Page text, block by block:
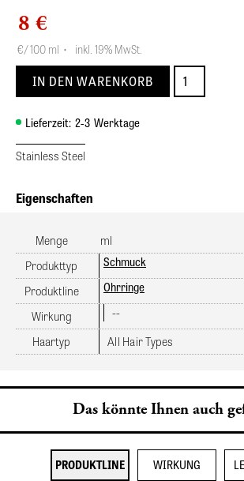
8 €
€/ 100 ml • inkl. 19% MwSt.
Lieferzeit: 2-3 Werktage
Stainless Steel
Eigenschaften
Menge
ml
Produkttyp
Schmuck
Produktline Ohrringe
Wirkung
--
Haartyp
All Hair Types
Das könnte Ihnen auch
PRODUKTLINE WIRKUNG